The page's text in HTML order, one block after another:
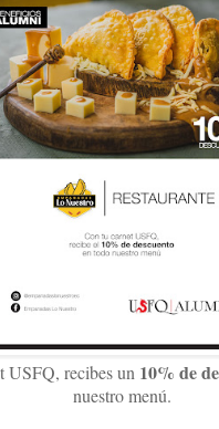
USFQ, recibes un 10% de
nuestro menú.